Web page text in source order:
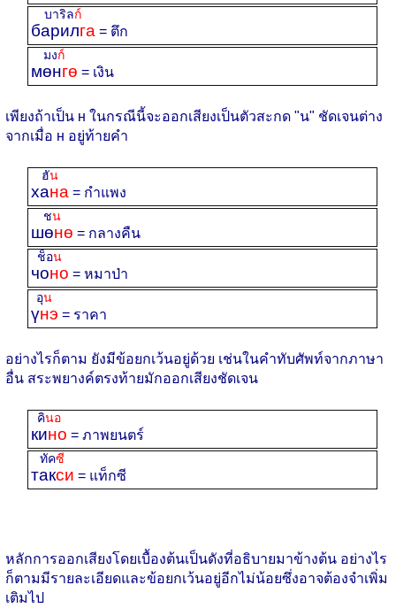
барилга
บาริลก์
= ตึก
мөнгө
มงก์
= เงิน
เพียงถ้าเป็น н ในกรณีนี้จะออกเสียงเป็นตัวสะกด "น" ชัดเจนต่าง
จากเมื่อ н อยู่ท้ายคำ
хана
ฮัน
= กำแพง
шөнө
ชน
= กลางคืน
чоно
ช็อน
= หมาป่า
үнэ
อุน
= ราคา
อย่างไรก็ตาม ยังมีข้อยกเว้นอยู่ด้วย เช่นในคำทับศัพท์จากภาษา
อื่น สระพยางค์ตรงท้ายมักออกเสียงชัดเจน
кино
คินอ
= ภาพยนตร์
такси
ทัคซี
= แท็กซี
หลักการออกเสียงโดยเบื้องต้นเป็นดังที่อธิบายมาข้างต้น อย่างไร
ก็ตามมีรายละเอียดและข้อยกเว้นอยู่อีกไม่น้อยซึ่งอาจต้องจำเพิ่ม
เติมไป